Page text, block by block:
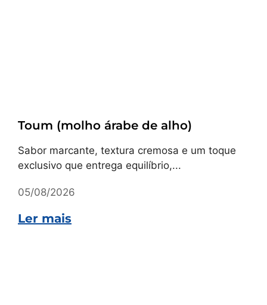
Toum (molho árabe de alho)
Sabor marcante, textura cremosa e um toque
exclusivo que entrega equilíbrio,...
05/08/2026
Ler mais